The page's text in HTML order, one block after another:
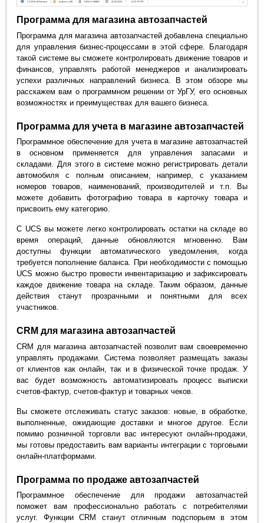
Программа для магазина автозапчастей
Программа для магазина автозапчастей добавлена специально
для управления бизнес-процессами в этой сфере. Благодаря
такой системе вы сможете контролировать движение товаров и
финансов, управлять работой менеджеров и анализировать
успехи различных направлений бизнеса. В этом обзоре мы
расскажем вам о программном решении от УрГУ, его основных
возможностях и преимуществах для вашего бизнеса.
Программа для учета в магазине автозапчастей
Программное обеспечение для учета в магазине автозапчастей
в основном применяется для управления запасами и
складами. Для этого в системе можно регистрировать детали
автомобиля с полным описанием, например, с указанием
номеров товаров, наименований, производителей и т.п. Вы
можете добавить фотографию товара в карточку товара и
присвоить ему категорию.
С UCS вы можете легко контролировать остатки на складе во
время операций, данные обновляются мгновенно. Вам
доступны функции автоматического уведомления, когда
требуется пополнение баланса. При необходимости с помощью
UCS можно быстро провести инвентаризацию и зафиксировать
каждое движение товара на складе. Таким образом, данные
действия станут прозрачными и понятными для всех
участников.
CRM для магазина автозапчастей
CRM для магазина автозапчастей позволит вам своевременно
управлять продажами. Система позволяет размещать заказы
от клиентов как онлайн, так и в физической точке продаж. У
вас будет возможность автоматизировать процесс выписки
счетов-фактур, счетов-фактур и товарных чеков.
Вы сможете отслеживать статус заказов: новые, в обработке,
выполненные, ожидающие доставки и многое другое. Если
помимо розничной торговли вас интересуют онлайн-продажи,
мы готовы предоставить вам варианты интеграции с торговыми
онлайн-платформами.
Программа по продаже автозапчастей
Программное обеспечение для продажи автозапчастей
поможет вам профессионально работать с потребителями
услуг. Функции CRM станут отличным подспорьем в этом